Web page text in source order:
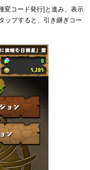
コード発行]と進み、表示
ップすると、引き継ぎコー